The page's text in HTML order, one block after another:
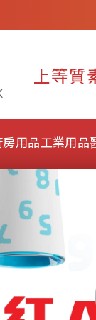
用品工業用品